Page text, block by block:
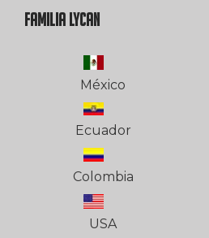
FAMILIA LYCAN
México
Ecuador
Colombia
USA